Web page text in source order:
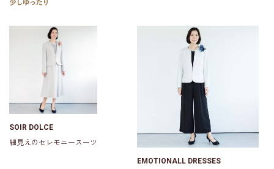
SOIR DOLCE
細見えのセレモニースーツ
EMOTIONALL DRESSES